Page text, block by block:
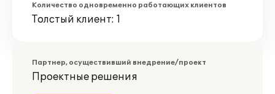
Количество одновременно работающих клиентов
Толстый клиент: 1
Партнер, осуществивший внедрение/проект
Проектные решения